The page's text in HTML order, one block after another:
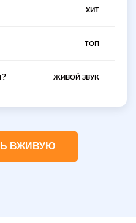
ХИТ
ТОП
ЖИВОЙ ЗВУК
ВЖИВУЮ